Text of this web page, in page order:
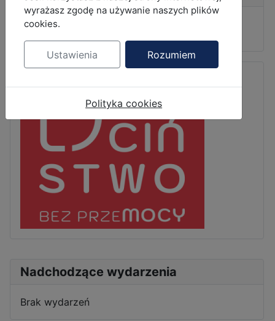
Nadchodzące wydarzenia
Brak wydarzeń
Wiadomości
wyrażasz zgodę na używanie naszych plików
cookies.
Ustawienia Rozumiem
Polityka cookies